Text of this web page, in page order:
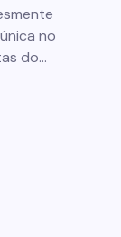
no
do…